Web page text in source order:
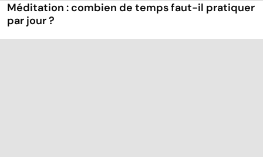
Méditation : combien de temps faut-il pratiquer
par jour ?